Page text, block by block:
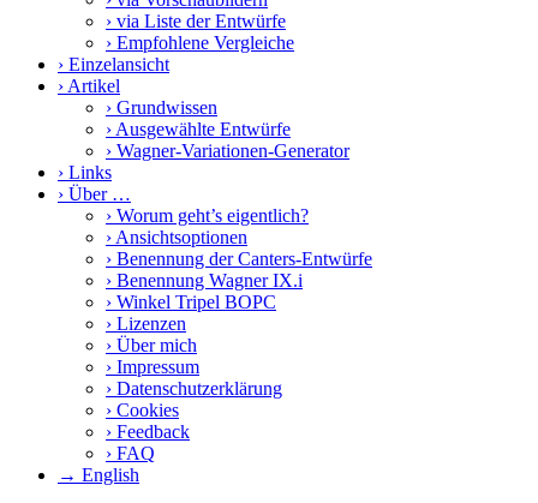
› via Liste der Entwürfe
› Empfohlene Vergleiche
› Einzelansicht
› Artikel
› Grundwissen
› Ausgewählte Entwürfe
› Wagner-Variationen-Generator
› Links
› Über …
› Worum geht’s eigentlich?
› Ansichtsoptionen
› Benennung der Canters-Entwürfe
› Benennung Wagner IX.i
› Winkel Tripel BOPC
› Lizenzen
› Über mich
› Impressum
› Datenschutzerklärung
› Cookies
› Feedback
› FAQ
→ English